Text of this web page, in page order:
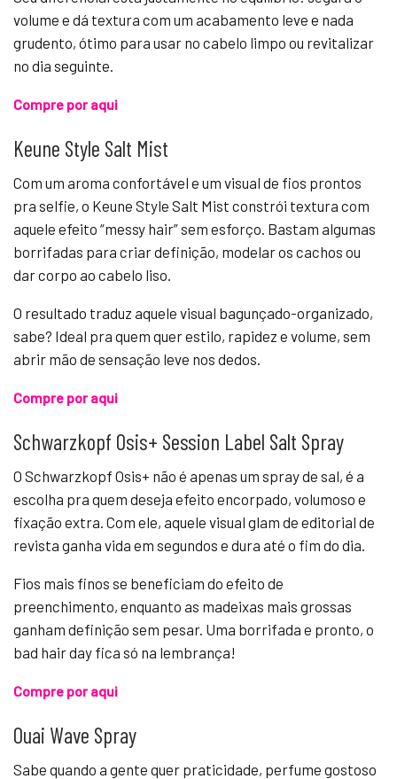
volume e dá textura com um acabamento leve e nada
grudento, ótimo para usar no cabelo limpo ou revitalizar
no dia seguinte.
Compre por aqui
Keune Style Salt Mist
Com um aroma confortável e um visual de fios prontos
pra selfie, o Keune Style Salt Mist constrói textura com
aquele efeito “messy hair” sem esforço. Bastam algumas
borrifadas para criar definição, modelar os cachos ou
dar corpo ao cabelo liso.
O resultado traduz aquele visual bagunçado-organizado,
sabe? Ideal pra quem quer estilo, rapidez e volume, sem
abrir mão de sensação leve nos dedos.
Compre por aqui
Schwarzkopf Osis+ Session Label Salt Spray
O Schwarzkopf Osis+ não é apenas um spray de sal, é a
escolha pra quem deseja efeito encorpado, volumoso e
fixação extra. Com ele, aquele visual glam de editorial de
revista ganha vida em segundos e dura até o fim do dia.
Fios mais finos se beneficiam do efeito de
preenchimento, enquanto as madeixas mais grossas
ganham definição sem pesar. Uma borrifada e pronto, o
bad hair day fica só na lembrança!
Compre por aqui
Ouai Wave Spray
Sabe quando a gente quer praticidade, perfume gostoso